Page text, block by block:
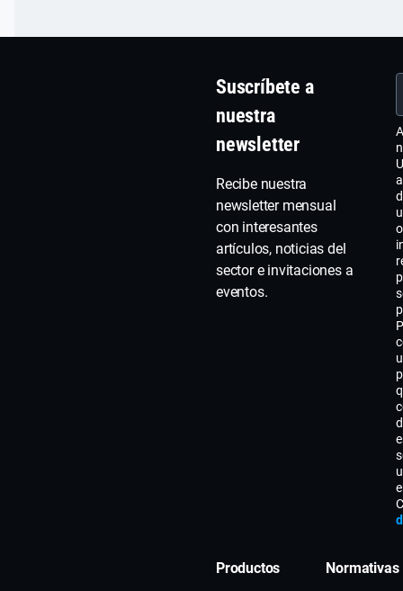
Suscríbete a
nuestra
newsletter
Recibe nuestra
newsletter mensual
con interesantes
artículos, noticias del
sector e invitaciones a
eventos.
Productos Normativas